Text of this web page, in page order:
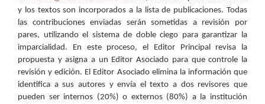
y los textos son incorporados a la lista de publicaciones. Todas
las contribuciones enviadas serán sometidas a revisión por
pares, utilizando el sistema de doble ciego para garantizar la
imparcialidad. En este proceso, el Editor Principal revisa la
propuesta y asigna a un Editor Asociado para que controle la
revisión y edición. El Editor Asociado elimina la información que
identifica a sus autores y envía el texto a dos revisores que
pueden ser internos (20%) o externos (80%) a la institución